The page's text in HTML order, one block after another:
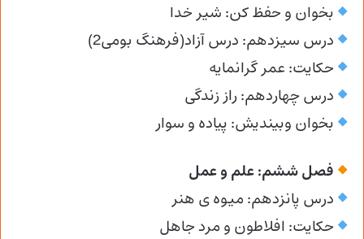
بخوان و حفظ کن: شیر خدا
درس سیزدهم: درس آزاد(فرهنگ بومی2)
حکایت: عمر گرانمایه
درس چهاردهم: راز زندگی
بخوان وبیندیش: پیاده و سوار
فصل ششم: علم و عمل
درس پانزدهم: میوه ی هنر
حکایت: افلاطون و مرد جاهل